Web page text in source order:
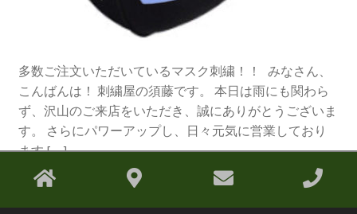
多数ご注文いただいているマスク刺繍！！ みなさん、
こんばんは！ 刺繍屋の須藤です。 本日は雨にも関わら
ず、沢山のご来店をいただき、誠にありがとうございま
す。 さらにパワーアップし、日々元気に営業しており
ます […]